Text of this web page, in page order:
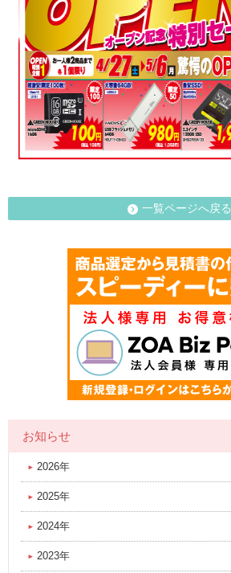
一覧ページへ戻る
お知らせ
2026年
2025年
2024年
2023年